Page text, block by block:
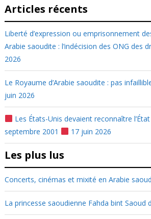
Articles récents
Liberté d’expression ou emprisonnement
Arabie saoudite : l’indécision des ONG des
2026
Le Royaume d’Arabie saoudite : pas
juin 2026
Les États-Unis devaient reconnaître
septembre 2001
17 juin 2026
Les plus lus
Concerts, cinémas et mixité en Arabie
La princesse saoudienne Fahda bint Saoud